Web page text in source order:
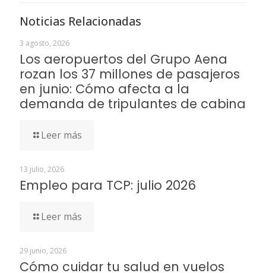
Noticias Relacionadas
3 agosto, 2026
Los aeropuertos del Grupo Aena
rozan los 37 millones de pasajeros
en junio: Cómo afecta a la
demanda de tripulantes de cabina
Leer más
13 julio, 2026
Empleo para TCP: julio 2026
Leer más
29 junio, 2026
Cómo cuidar tu salud en vuelos